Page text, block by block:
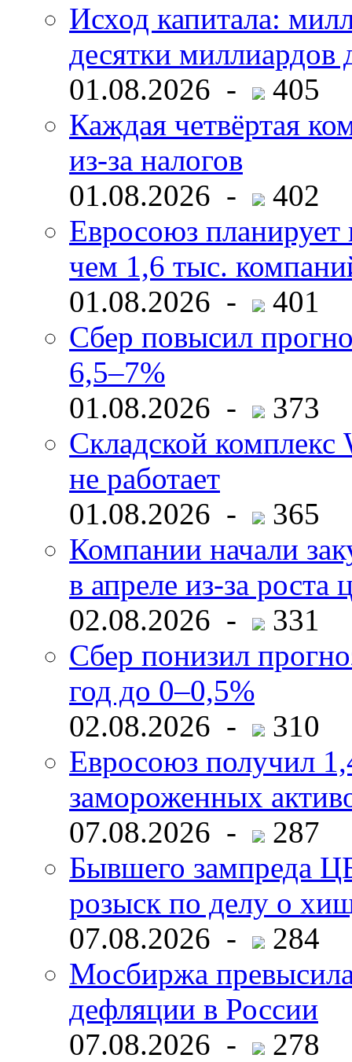
Исход капитала:
десятки миллиардов
01.08.2026 -
405
Каждая четвёртая
из-за налогов
01.08.2026 -
402
Евросоюз планирует
чем 1,6 тыс.
01.08.2026 -
401
Сбер повысил
6,5–7%
01.08.2026 -
373
Складской комплекс
не работает
01.08.2026 -
365
Компании начали
в апреле из-за роста
02.08.2026 -
331
Сбер понизил
год до 0–0,5%
02.08.2026 -
310
Евросоюз получил
замороженных
07.08.2026 -
287
Бывшего зампреда
розыск по делу о
07.08.2026 -
284
Мосбиржа
дефляции в России
07.08.2026 -
278